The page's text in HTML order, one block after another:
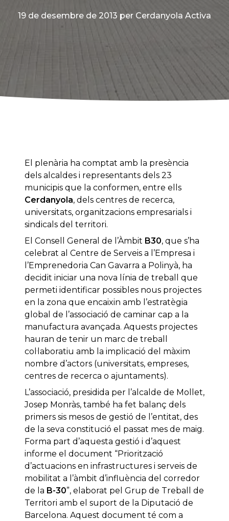
19 de desembre de 2013 per Cerdanyola Activa
El plenària ha comptat amb la presència
dels alcaldes i representants dels 23
municipis que la conformen, entre ells
Cerdanyola, dels centres de recerca,
universitats, organitzacions empresarials i
sindicals del territori.
El Consell General de l’Àmbit B30, que s’ha
celebrat al Centre de Serveis a l’Empresa i
l’Emprenedoria Can Gavarra a Polinyà, ha
decidit iniciar una nova línia de treball que
permeti identificar possibles nous projectes
en la zona que encaixin amb l’estratègia
global de l’associació de caminar cap a la
manufactura avançada. Aquests projectes
hauran de tenir un marc de treball
col·laboratiu amb la implicació del màxim
nombre d’actors (universitats, empreses,
centres de recerca o ajuntaments).
L’associació, presidida per l’alcalde de Mollet,
Josep Monràs, també ha fet balanç dels
primers sis mesos de gestió de l’entitat, des
de la seva constitució el passat mes de maig.
Forma part d’aquesta gestió i d’aquest
informe el document “Priorització
d’actuacions en infrastructures i serveis de
mobilitat a l’àmbit d’influència del corredor
de la B-30”, elaborat pel Grup de Treball de
Territori amb el suport de la Diputació de
Barcelona. Aquest document té com a